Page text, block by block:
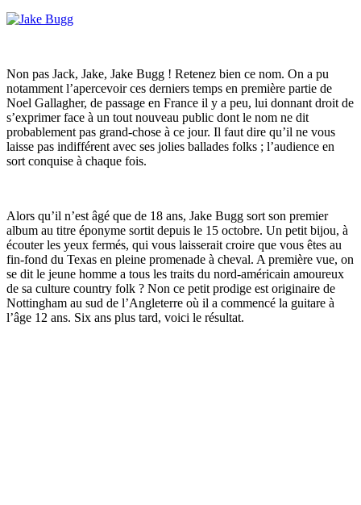
Non pas Jack, Jake, Jake Bugg ! Retenez bien ce nom. On a pu
notamment l’apercevoir ces derniers temps en première partie de
Noel Gallagher, de passage en France il y a peu, lui donnant droit de
s’exprimer face à un tout nouveau public dont le nom ne dit
probablement pas grand-chose à ce jour. Il faut dire qu’il ne vous
laisse pas indifférent avec ses jolies ballades folks ; l’audience en
sort conquise à chaque fois.
Alors qu’il n’est âgé que de 18 ans, Jake Bugg sort son premier
album au titre éponyme sortit depuis le 15 octobre. Un petit bijou, à
écouter les yeux fermés, qui vous laisserait croire que vous êtes au
fin-fond du Texas en pleine promenade à cheval. A première vue, on
se dit le jeune homme a tous les traits du nord-américain amoureux
de sa culture country folk ? Non ce petit prodige est originaire de
Nottingham au sud de l’Angleterre où il a commencé la guitare à
l’âge 12 ans. Six ans plus tard, voici le résultat.